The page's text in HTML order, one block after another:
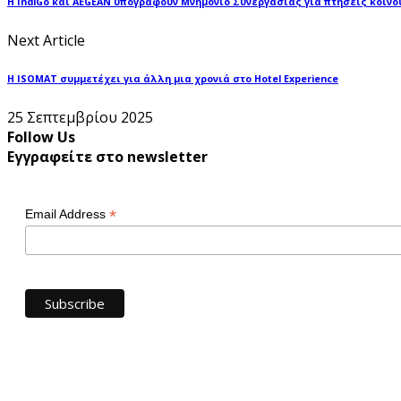
Next Article
Η ISOMAT συμμετέχει για άλλη μια χρονιά στο Hotel Experience
25 Σεπτεμβρίου 2025
Follow Us
Εγγραφείτε στο newsletter
Email Address *